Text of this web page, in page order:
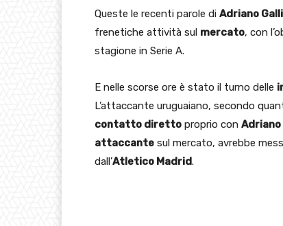
Queste le recenti parole di Adriano
frenetiche attività sul mercato, con
stagione in Serie A.
E nelle scorse ore è stato il turno delle
L’attaccante uruguaiano, secondo
contatto diretto proprio con Adriano
attaccante sul mercato, avrebbe
dall’Atletico Madrid.